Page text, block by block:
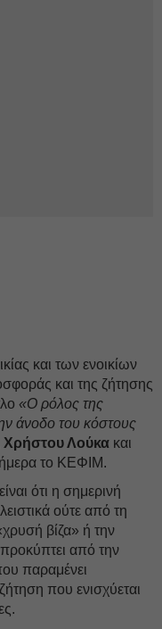
και των ενοικίων
και της ζήτησης
«Ο ρόλος της
άνοδο του κόστους
Χρήστου Λούκα και
το ΚΕΦΙΜ.
ότι η σημερινή
ούτε από τη
βίζα» ή την
από την
παραμένει
που ενισχύεται